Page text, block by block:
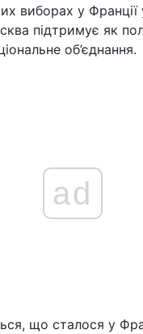
виборах у Франції
підтримує як
об’єднання.
ad
що сталося у